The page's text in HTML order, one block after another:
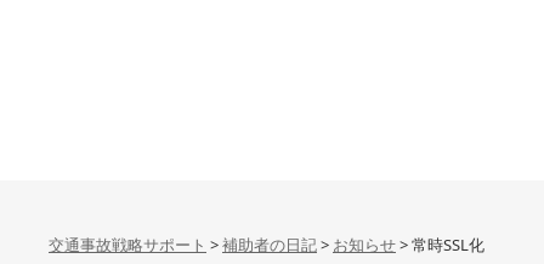
交通事故戦略サポート >補助者の日記> お知らせ>常時SSL化